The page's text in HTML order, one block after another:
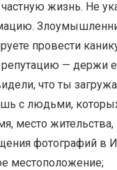
жизнь. Не
провести
— держи
что ты
с людьми,
место
фотографий в
местоположение;